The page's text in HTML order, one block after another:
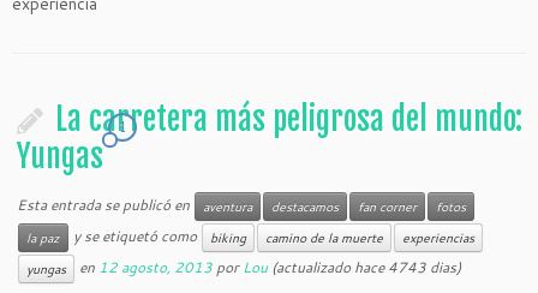
La carretera más peligrosa del mundo:
Yungas
1
Esta entrada se publicó en aventura destacamos fan corner
fotos
la paz
y se etiquetó como biking camino de la muerte
experiencias
yungas
en 12 agosto, 2013 porLou(actualizado hace 4743 dias)